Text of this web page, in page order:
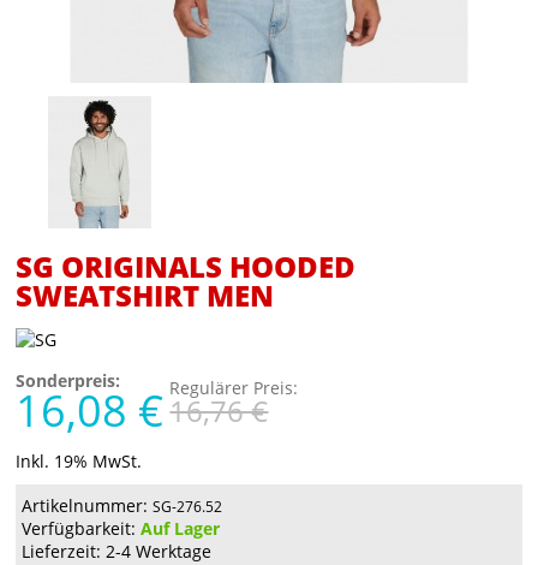
SG ORIGINALS HOODED
SWEATSHIRT MEN
Sonderpreis:
16,08 € Regulärer Preis:
16,76 €
Inkl. 19% MwSt.
Artikelnummer: SG-276.52
Verfügbarkeit:Auf Lager
Lieferzeit: 2-4 Werktage